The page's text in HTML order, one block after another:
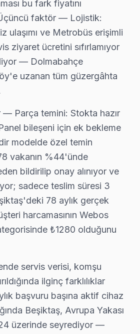
Ekranın bazı bölümlerinin
yapısının zamanla
₺500 - ₺900.
Nordmende 43 inç LED
ekran’nin yanıt vermemesi ya da
₺200 - ₺400.
Nordmende 50 inç Smart
belirli Nordmende ekran
Nordmende Sorunları
TV Servisi
genellikle eski bina yapılarıyla
TV Servisi
TV Servisi
televizyon kullanıcıları,
TV Servisi
bu fark fiyatını
Üçüncü faktör — Lojistik:
ulaşımı ve Metrobüs erişimli
ziyaret ücretini sıfırlamıyor
— Dolmabahçe
uzanan tüm güzergâhta
Parça temini: Stokta hazır
bileşeni için ek bekleme
modelde özel temin
vakanın %44'ünde
bildirilip onay alınıyor ve
sadece teslim süresi 3
78 aylık gerçek
harcamasının Webos
₺1280 olduğunu
servis verisi, komşu
ilginç farklılıklar
başvuru başına aktif cihaz
Beşiktaş, Avrupa Yakası
üzerinde seyrediyor —